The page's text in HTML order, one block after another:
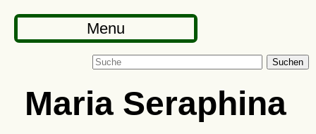
Menu
Suchen
Maria Seraphina